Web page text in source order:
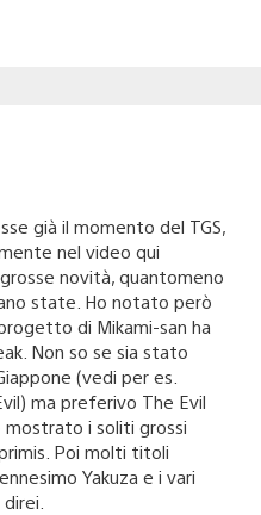
già il momento del TGS,
nel video qui
novità, quantomeno
state. Ho notato però
di Mikami-san ha
Non so se sia stato
(vedi per es.
ma preferivo The Evil
i soliti grossi
Poi molti titoli
Yakuza e i vari